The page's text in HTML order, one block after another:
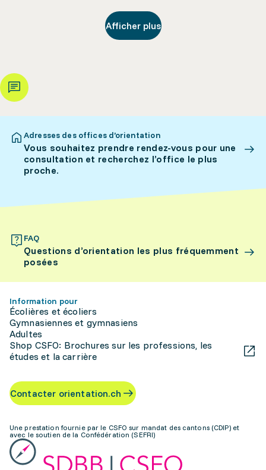
Afficher plus
Adresses des offices d’orientation
Vous souhaitez prendre rendez-vous pour une
consultation et recherchez l’office le plus
proche.
FAQ
Questions d’orientation les plus fréquemment
posées
Information pour
Écolières et écoliers
Gymnasiennes et gymnasiens
Adultes
Shop CSFO: Brochures sur les professions, les
études et la carrière
Contacter orientation.ch
Une prestation fournie par le CSFO sur mandat des cantons (CDIP) et
avec le soutien de la Confédération (SEFRI)